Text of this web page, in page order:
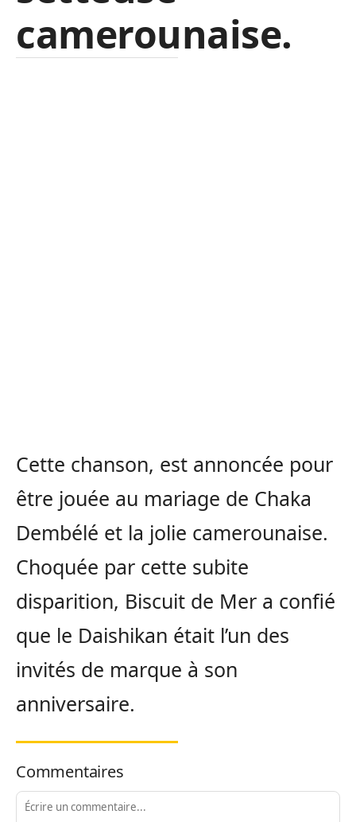
camerounaise.
Cette chanson, est annoncée pour
être jouée au mariage de Chaka
Dembélé et la jolie camerounaise.
Choquée par cette subite
disparition, Biscuit de Mer a confié
que le Daishikan était l’un des
invités de marque à son
anniversaire.
Commentaires